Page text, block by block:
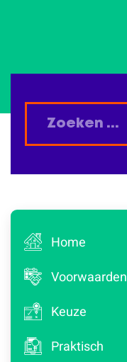
Home
Voorwaarden
Keuze
Praktisch